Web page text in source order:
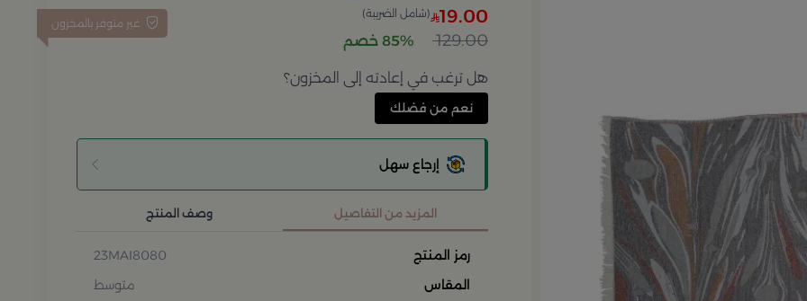
غير متوفر بالمخزون 19.00 (شامل الضريبة)
129.00 85% خصم
هل ترغب في إعادته إلى المخزون؟
نعم من فضلك
إرجاع سهل
المزيد من التفاصيل
رمز المنتج
23MAI8080
المقاس
متوسط
وصف المنتج